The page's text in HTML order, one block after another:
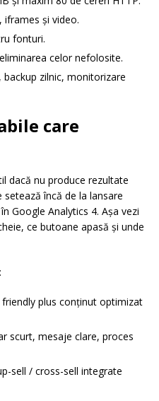
iframes și video.
fonturi.
celor nefolosite.
zilnic, monitorizare
care
dacă nu produce rezultate
încă de la lansare
Google Analytics 4. Așa vezi
ce butoane apasă și unde
friendly plus conținut optimizat
scurt, mesaje clare, proces
sell / cross-sell integrate